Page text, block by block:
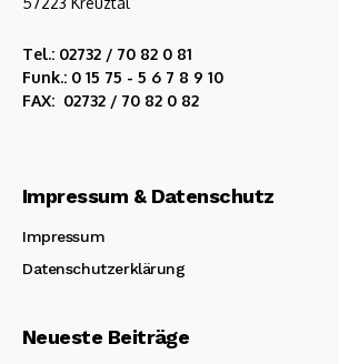
Tel.: 02732 / 70 82 0 81
Funk.: 0 15 75 - 5 6 7 8 9 10
FAX: 02732 / 70 82 0 82
Impressum & Datenschutz
Impressum
Datenschutzerklärung
Neueste Beiträge